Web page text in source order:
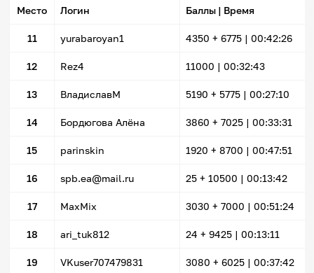
Место Логин Баллы | Время
11 yurabaroyan1 4350 + 6775| 00:42:26
12 Rez4 11000 | 00:32:43
13 ВладиславМ 5190 + 5775| 00:27:10
14 Бордюгова Алёна 3860 + 7025| 00:33:31
15 parinskin 1920 + 8700 | 00:47:51
16 spb.ea@mail.ru 25+ 10500 | 00:13:42
17 MaxMix 3030 + 7000 | 00:51:24
18 ari_tuk812 24 + 9425| 00:13:11
19 VKuser707479831 3080 + 6025| 00:37:42